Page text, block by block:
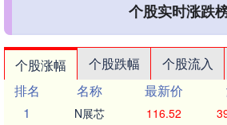
个股实时涨跌
个股涨幅 个股跌幅 个股流入
排名
名称 最新价
1
N展芯 116.52